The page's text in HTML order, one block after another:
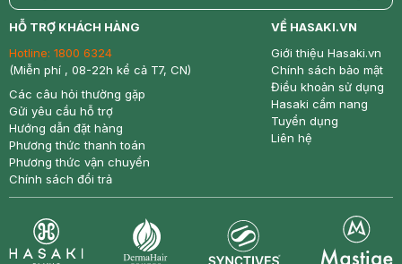
return nowfree price
HỖ TRỢ KHÁCH HÀNG
Hotline: 1800 6324
(Miễn phí , 08-22h kể cả T7, CN)
Các câu hỏi thường gặp
Gửi yêu cầu hỗ trợ
Hướng dẫn đặt hàng
Phương thức thanh toán
Phương thức vận chuyển
Chính sách đổi trả
VỀ HASAKI.VN
Giới thiệu Hasaki.vn
Chính sách bảo mật
Điều khoản sử dụng
Hasaki cẩm nang
Tuyển dụng
Liên hệ